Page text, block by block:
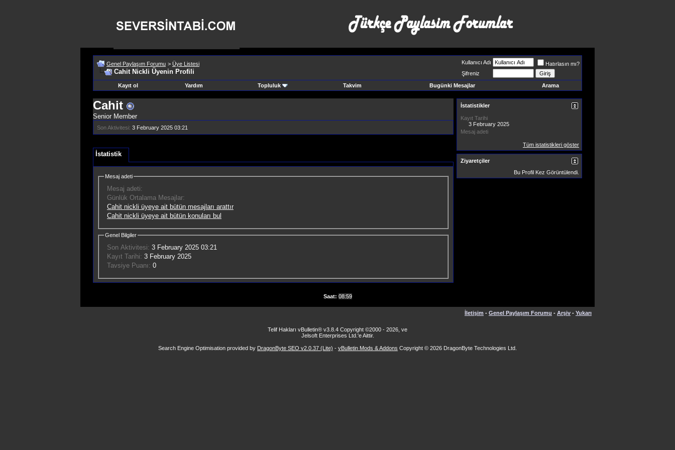
Genel Paylaşım Forumu > Üye Listesi
Cahit Nickli Üyenin Profili
Kullanıcı Adı
Hatırlasın mı?
Şifreniz
Kayıt ol
Yardım Topluluk Takvim Bugünki Mesajlar Arama
Cahit
Senior Member
Son Aktivitesi: 3 February 2025 03:21
İstatistik
Mesaj adeti
Mesaj adeti:
Günlük Ortalama Mesajlar:
Cahit nickli üyeye ait bütün mesajları arattır
Cahit nickli üyeye ait bütün konuları bul
Genel Bilgiler
Son Aktivitesi: 3 February 2025 03:21
Kayıt Tarihi: 3 February 2025
Tavsiye Puanı: 0
İstatistikler
Kayıt Tarihi
3 February 2025
Mesaj adeti
Tüm istatistikleri göster
Ziyaretçiler
Bu Profil Kez Görüntülendi.
Saat: 08:59
İletişim - Genel Paylaşım Forumu - Arşiv - Yukarı
Telif Hakları vBulletin® v3.8.4 Copyright ©2000 - 2026, ve
Jelsoft Enterprises Ltd.'e Aittir.
Search Engine Optimisation provided by DragonByte SEO v2.0.37 (Lite) - vBulletin Mods & Addons Copyright © 2026 DragonByte Technologies Ltd.